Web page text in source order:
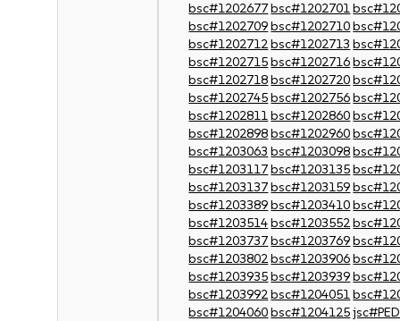
bsc#1202677bsc#1202701
bsc#1202709bsc#1202710
bsc#1202712bsc#1202713
bsc#1202715bsc#1202716
bsc#1202718bsc#1202720
bsc#1202745bsc#1202756
bsc#1202811bsc#1202860
bsc#1202898bsc#1202960
bsc#1203063 bsc#1203098
bsc#1203117bsc#1203135
bsc#1203137bsc#1203159
bsc#1203389bsc#1203410
bsc#1203514bsc#1203552
bsc#1203737bsc#1203769
bsc#1203802bsc#1203906
bsc#1203935bsc#1203939
bsc#1203992bsc#1204051
bsc#1204060bsc#1204125